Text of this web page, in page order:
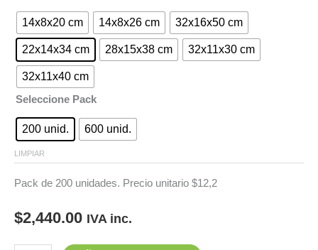
14x8x20 cm 14x8x26 cm 32x16x50 cm
22x14x34 cm 28x15x38 cm 32x11x30 cm
32x11x40 cm
Seleccione Pack
200 unid. 600 unid.
LIMPIAR
Pack de 200 unidades. Precio unitario $12,2
$2,440.00 IVA inc.